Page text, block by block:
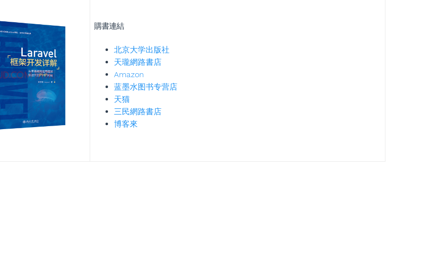
購書連結
北京大学出版社
天瓏網路書店
Amazon
蓝墨水图书专营店
天猫
三民網路書店
博客來